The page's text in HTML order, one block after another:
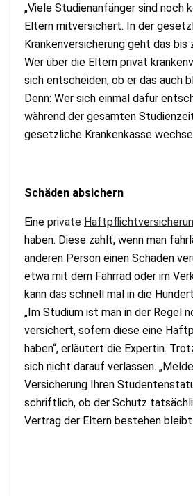
„Viele Studienanfänger sind noch
Eltern mitversichert. In der
Krankenversicherung geht das bis
Wer über die Eltern privat
sich entscheiden, ob er das auch
Denn: Wer sich einmal dafür
während der gesamten
gesetzliche Krankenkasse
Schäden absichern
Eine private
haben. Diese zahlt, wenn man
anderen Person einen Schaden
etwa mit dem Fahrrad oder im
kann das schnell mal in die
„Im Studium ist man in der Regel
versichert, sofern diese eine
haben“, erläutert die Expertin.
sich nicht darauf verlassen.
Versicherung Ihren
schriftlich, ob der Schutz
Vertrag der Eltern bestehen